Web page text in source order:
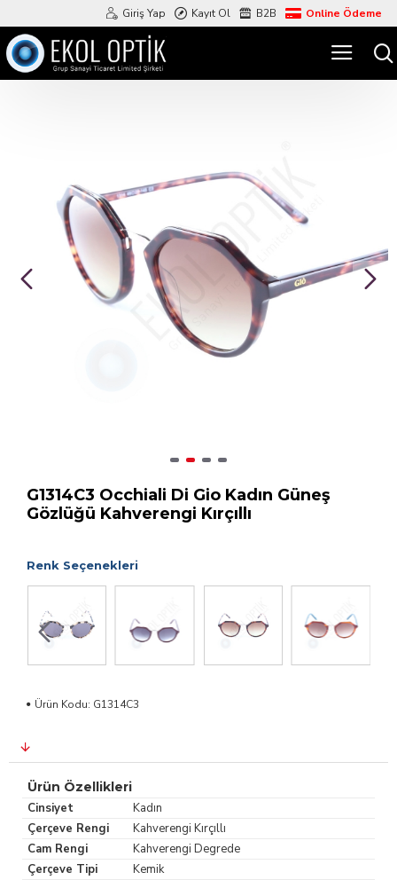
Giriş Yap Kayıt Ol B2B Online Ödeme
G1314C3 Occhiali Di Gio Kadın Güneş
Gözlüğü Kahverengi Kırçıllı
Ürün Kodu: G1314C3
Renk Seçenekleri
Ürün Özellikleri
Cinsiyet
Kadın
Çerçeve Rengi
Kahverengi Kırçıllı
Cam Rengi
Kahverengi Degrede
Çerçeve Tipi
Kemik